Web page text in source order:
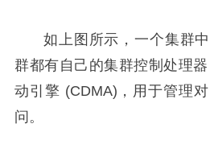
如上图所示，一个集群
群都有自己的集群控制处理
动引擎 (CDMA)，用于管理
问。